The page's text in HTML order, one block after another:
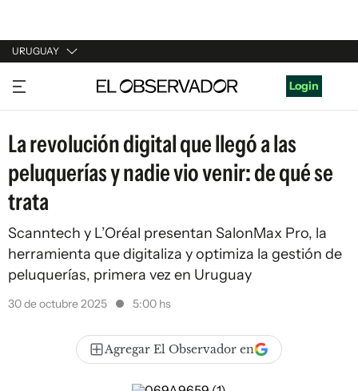
URUGUAY
URUGUAY
ARGENTINA
ESPAÑA
ESTADOS UNIDOS
Login
La revolución digital que llegó a las
peluquerías y nadie vio venir: de qué se
trata
Scanntech y L’Oréal presentan SalonMax Pro, la
herramienta que digitaliza y optimiza la gestión de
peluquerías, primera vez en Uruguay
30 de octubre 2025 5:00 hs
Agregar El Observador en